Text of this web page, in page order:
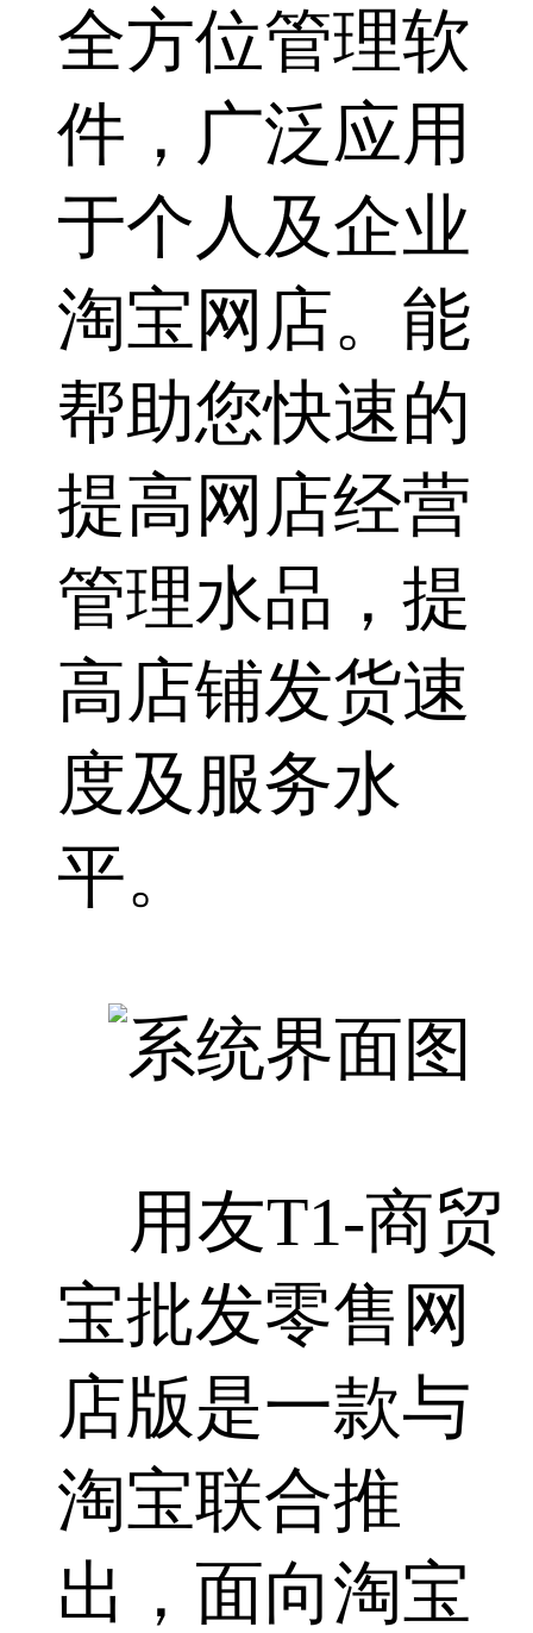
全方位管理软
件，广泛应用
于个人及企业
淘宝网店。能
帮助您快速的
提高网店经营
管理水品，提
高店铺发货速
度及服务水
平。
用友T1-商贸
宝批发零售网
店版是一款与
淘宝联合推
出，面向淘宝